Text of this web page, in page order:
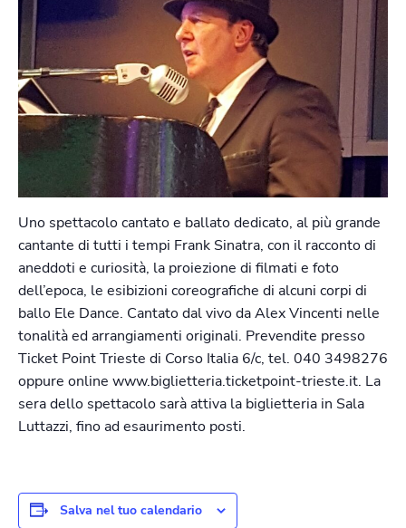
Uno spettacolo cantato e ballato dedicato, al più grande
cantante di tutti i tempi Frank Sinatra, con il racconto di
aneddoti e curiosità, la proiezione di filmati e foto
dell’epoca, le esibizioni coreografiche di alcuni corpi di
ballo Ele Dance. Cantato dal vivo da Alex Vincenti nelle
tonalità ed arrangiamenti originali. Prevendite presso
Ticket Point Trieste di Corso Italia 6/c, tel. 040 3498276
oppure online www.biglietteria.ticketpoint-trieste.it. La
sera dello spettacolo sarà attiva la biglietteria in Sala
Luttazzi, fino ad esaurimento posti.
Salva nel tuo calendario